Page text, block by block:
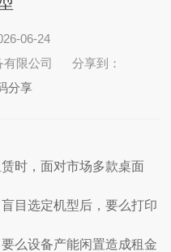
06-24
限公司
分享到：
分享
时，面对市场多款桌面
目选定机型后，要么打印
么设备产能闲置造成租金